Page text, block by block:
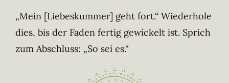
„Mein [Liebeskummer] geht fort.“ Wiederhole
dies, bis der Faden fertig gewickelt ist. Sprich
zum Abschluss: „So sei es.“